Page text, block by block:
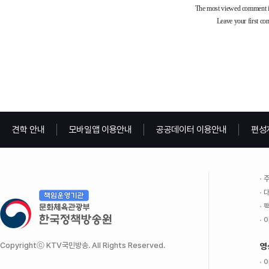
견학 안내 모바일앱 이용안내 공공데이터 이용안내 편성
Copyrightⓒ KTV국민방송. All Rights Reserved. 영